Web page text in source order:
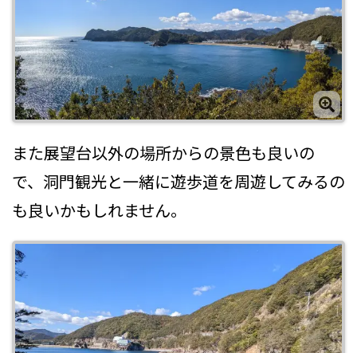
また展望台以外の場所からの景色も良いの
で、洞門観光と一緒に遊歩道を周遊してみるの
も良いかもしれません。